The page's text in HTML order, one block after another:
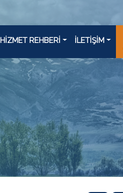
HİZMET REHBERİ İLETİŞİM